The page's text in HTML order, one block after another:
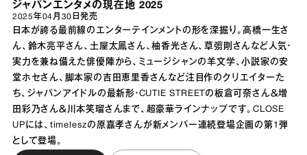
ジャパンエンタメの現在地 2025
2025年04月30日 発売
日本が誇る最前線のエンターテインメントの形を深掘り。高橋一生さ
ん、鈴木亮平さん、土屋太鳳さん、柚香光さん、草彅剛さんなど人気・
実力を兼ね備えた俳優陣から、ミュージシャンの羊文学、小説家の安
堂ホセさん、脚本家の吉田恵里香さんなど注目作のクリエイターた
ち、ジャパンアイドルの最新形・CUTIE STREETの板倉可奈さん＆増
田彩乃さん＆川本笑瑠さんまで、超豪華ラインナップです。CLOSE
UPには、timeleszの原嘉孝さんが新メンバー連続登場企画の第1弾
として登場。